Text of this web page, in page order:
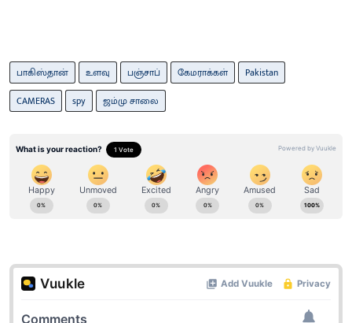
பாகிஸ்தான் உளவு பஞ்சாப் கேமராக்கள்
Pakistan
CAMERAS
spy ஜம்மு சாலை